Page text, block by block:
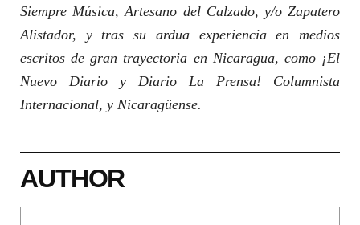
Siempre Música, Artesano del Calzado, y/o Zapatero
Alistador, y tras su ardua experiencia en medios
escritos de gran trayectoria en Nicaragua, como ¡El
Nuevo Diario y Diario La Prensa! Columnista
Internacional, y Nicaragüense.
AUTHOR